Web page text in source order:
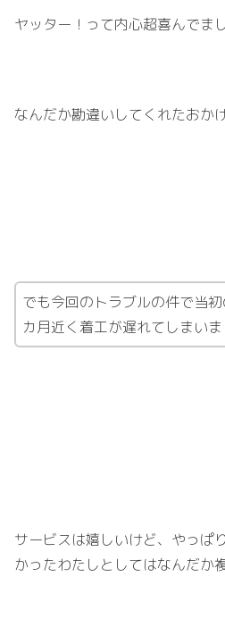
ヤッター！って内心超喜んでま
なんだか勘違いしてくれたおか
でも今回のトラブルの件で当
カ月近く着工が遅れてしまいま
サービスは嬉しいけど、やっぱ
かったわたしとしてはなんだか